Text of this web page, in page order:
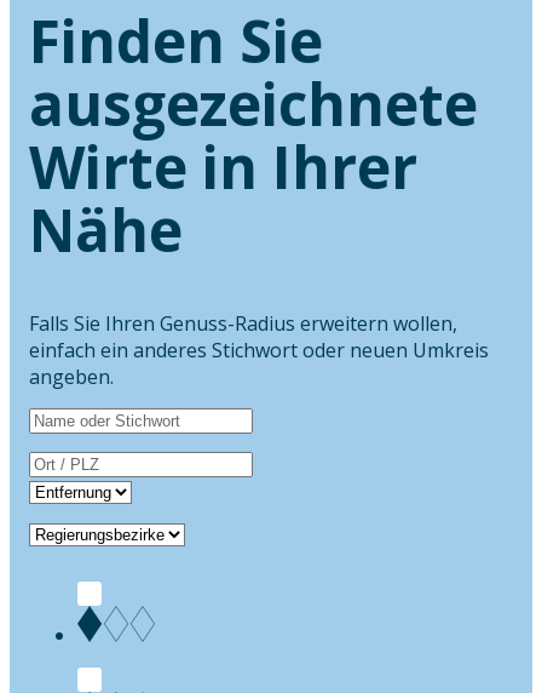
Finden Sie
ausgezeichnete
Wirte in Ihrer
Nähe
Falls Sie Ihren Genuss-Radius erweitern wollen,
einfach ein anderes Stichwort oder neuen Umkreis
angeben.